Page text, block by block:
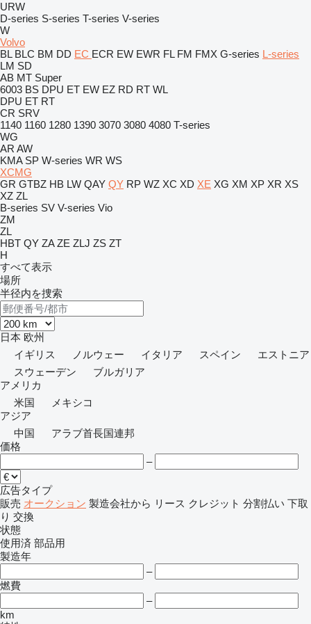
URW
D-series S-series T-series V-series
W
Volvo
BL BLC BM DD EC ECR EW EWR FL FM FMX G-series L-series
LM SD
AB MT Super
6003 BS DPU ET EW EZ RD RT WL
DPU ET RT
CR SRV
1140 1160 1280 1390 3070 3080 4080 T-series
WG
AR AW
KMA SP W-series WR WS
XCMG
GR GTBZ HB LW QAY QY RP WZ XC XD XE XG XM XP XR XS
XZ ZL
B-series SV V-series Vio
ZM
ZL
HBT QY ZA ZE ZLJ ZS ZT
H
すべて表示
場所
半径内を捜索
日本 欧州
イギリス
ノルウェー イタリア スペイン
エストニア
スウェーデン
ブルガリア
アメリカ
米国
メキシコ
アジア
中国
アラブ首長国連邦
価格
–
広告タイプ
販売 オークション 製造会社から リース クレジット 分割払い 下取
り 交換
状態
使用済 部品用
製造年
–
燃費
–
km